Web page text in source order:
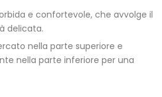
e confortevole, che avvolge il
delicata.
nella parte superiore e
nella parte inferiore per una